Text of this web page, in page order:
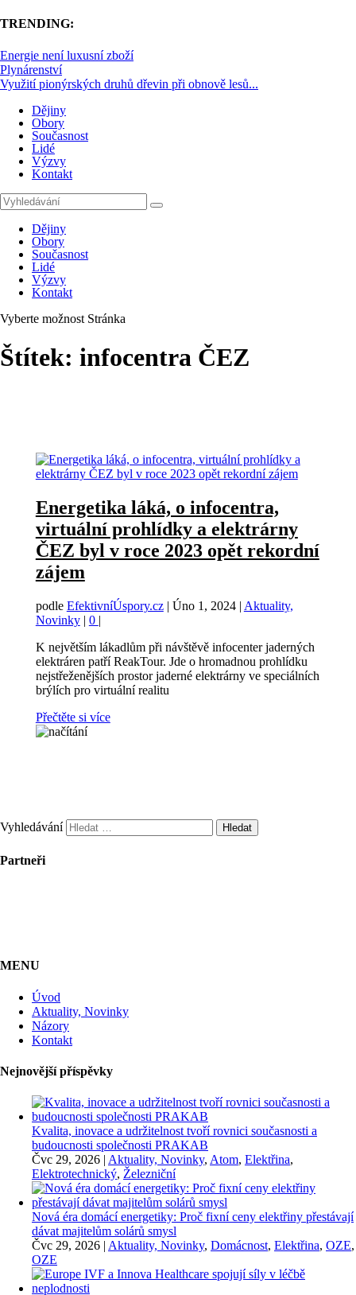
TRENDING:
Energie není luxusní zboží
Plynárenství
Využití pionýrských druhů dřevin při obnově lesů...
Dějiny
Obory
Současnost
Lidé
Výzvy
Kontakt
Dějiny
Obory
Současnost
Lidé
Výzvy
Kontakt
Vyberte možnost Stránka
Štítek: infocentra ČEZ
Energetika láká, o infocentra,
virtuální prohlídky a elektrárny
ČEZ byl v roce 2023 opět rekordní
zájem
podle EfektivníÚspory.cz| Úno 1, 2024| Aktuality,
Novinky| 0 |
K největším lákadlům při návštěvě infocenter jaderných
elektráren patří ReakTour. Jde o hromadnou prohlídku
nejstřeženějších prostor jaderné elektrárny ve speciálních
brýlích pro virtuální realitu
Přečtěte si více
Vyhledávání
Partneři
MENU
Úvod
Aktuality, Novinky
Názory
Kontakt
Nejnovější příspěvky
Kvalita, inovace a udržitelnost tvoří rovnici současnosti a
budoucnosti společnosti PRAKAB
Čvc 29, 2026 | Aktuality, Novinky, Atom, Elektřina,
Elektrotechnický, Železniční
Nová éra domácí energetiky: Proč fixní ceny elektřiny přestávají
dávat majitelům solárů smysl
Čvc 29, 2026 | Aktuality, Novinky, Domácnost, Elektřina, OZE,
OZE